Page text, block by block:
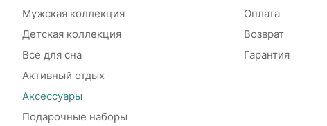
Мужская коллекция
Детская коллекция
Все для сна
Активный отдых
Аксессуары
Подарочные наборы
Оплата
Возврат
Гарантия